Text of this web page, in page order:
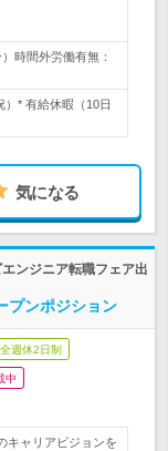
時間外労働有無：
）* 有給休暇（10日
気になる
ンジニア転職フェア出
プンポジション
週休2日制
中
キャリアビジョンを